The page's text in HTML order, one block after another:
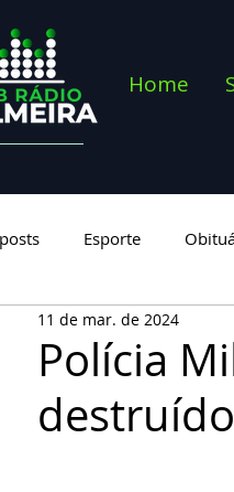
Home
Esporte
Geral Nova
Polícia
11 de mar. de 2024